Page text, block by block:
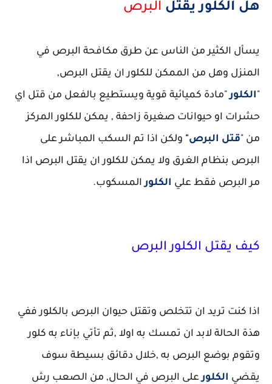
هل الكلور يقتل البرص
يسأل الكثير من الناس عن طرق مكافحة البرص في
المنزل وهل من الممكن للكلور ان يقتل البرص,
"الكلور"مادة كميائية قوية ويستطيع بالفعل من قتل اي
حشرات او حيوانات صغيرة زاحفة , يمكن للكلور المركز
من "قتل البرص" ولكن اذا تم السكب المباشر على
البرص بنظام الغرق ولا يمكن للكلور ان يقتل البرص اذا
مر البرص فقط علي الكلورالمسكوب.
كيف يقتل الكلور البرص
اذا كنت تريد ان تتخلص وتقتل حيوان البرص بالكلور ففي
هذة الحالة لابد ان تمسك به اولا ,ثم تأتي بإناء به كلور
وتقوم بوضع البرص به ,خلال دقائق بسيطة سوف
يقضي الكلورعلى البرص في الحال, من الصعب رش